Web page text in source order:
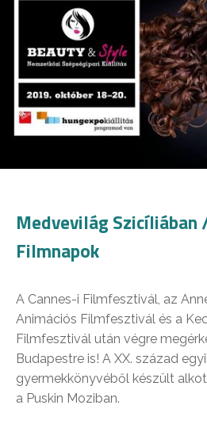
Medvevilág Szicíliában
Filmnapok
A Cannes-i Filmfesztivál, az
Animációs Filmfesztivál és a
Filmfesztivál után végre
Budapestre is! A XX. század
gyermekkönyvéből készült
a Puskin Moziban.